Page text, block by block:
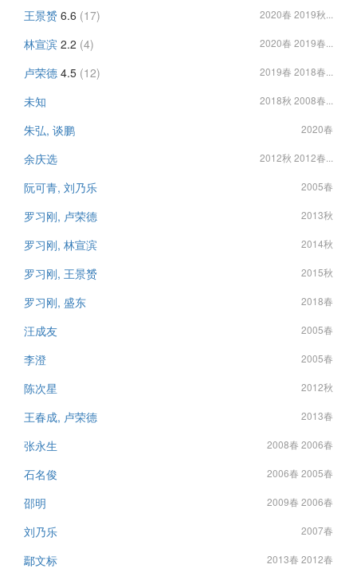
王景赟 6.6 (17) 2020春 2019秋...
林宣滨 2.2 (4) 2020春 2019春...
卢荣德 4.5 (12) 2019春 2018春...
未知 2018秋 2008春...
朱弘, 谈鹏 2020春
余庆选 2012秋 2012春...
阮可青, 刘乃乐 2005春
罗习刚, 卢荣德 2013秋
罗习刚, 林宣滨 2014秋
罗习刚, 王景赟 2015秋
罗习刚, 盛东 2018春
汪成友 2005春
李澄 2005春
陈次星 2012秋
王春成, 卢荣德 2013春
张永生 2008春 2006春
石名俊 2006春 2005春
邵明 2009春 2006春
刘乃乐 2007春
鄢文标 2013春 2012春